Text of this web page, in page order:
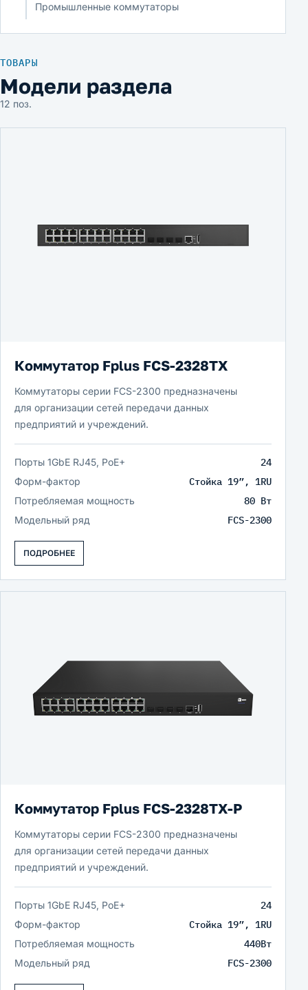
Промышленные коммутаторы
ТОВАРЫ
Модели раздела
12 поз.
Коммутатор Fplus FCS-2328TX
Коммутаторы серии FCS-2300 предназначены
для организации сетей передачи данных
предприятий и учреждений.
Порты 1GbE RJ45, PoE+ 24
Форм-фактор Стойка 19”, 1RU
Потребляемая мощность 80 Вт
Модельный ряд FCS-2300
ПОДРОБНЕЕ
Коммутатор Fplus FCS-2328TX-P
Коммутаторы серии FCS-2300 предназначены
для организации сетей передачи данных
предприятий и учреждений.
Порты 1GbE RJ45, PoE+ 24
Форм-фактор Стойка 19”, 1RU
Потребляемая мощность 440Вт
Модельный ряд FCS-2300